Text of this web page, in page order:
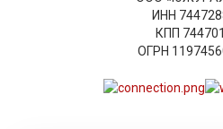
ИНН
КПП
ОГРН